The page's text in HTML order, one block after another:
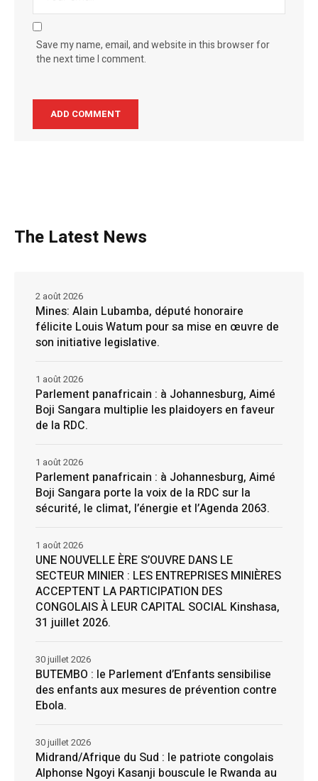
Save my name, email, and website in this browser for
the next time I comment.
The Latest News
Mines: Alain Lubamba, député honoraire
félicite Louis Watum pour sa mise en œuvre de
son initiative legislative.
2 août 2026
Parlement panafricain : à Johannesburg, Aimé
Boji Sangara multiplie les plaidoyers en faveur
de la RDC.
1 août 2026
Parlement panafricain : à Johannesburg, Aimé
Boji Sangara porte la voix de la RDC sur la
sécurité, le climat, l’énergie et l’Agenda 2063.
1 août 2026
UNE NOUVELLE ÈRE S’OUVRE DANS LE
SECTEUR MINIER : LES ENTREPRISES MINIÈRES
ACCEPTENT LA PARTICIPATION DES
CONGOLAIS À LEUR CAPITAL SOCIAL Kinshasa,
31 juillet 2026.
1 août 2026
BUTEMBO : le Parlement d’Enfants sensibilise
des enfants aux mesures de prévention contre
Ebola.
30 juillet 2026
Midrand/Afrique du Sud : le patriote congolais
Alphonse Ngoyi Kasanji bouscule le Rwanda au
30 juillet 2026